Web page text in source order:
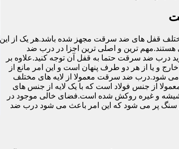
قفل های ضد سرقت مجهز شده باشد.هر یک از این
هستند.مهم ترین و اصلی ترین اجزا در درب ضد
درب ضد سرقت حتما به قفل آن توجه کنید.علاوه بر
و یا از هر دو طرف پنهان است و این امر مانع از
می شود.درب ضد سرقت معمولا از لایه های مختلف
از جنس فولاد است که با یک لایه از جنس های
و غیره روکش شده است.فضای خالی موجود در
سنگ پر می شود که این امر باعث می شود درب ضد